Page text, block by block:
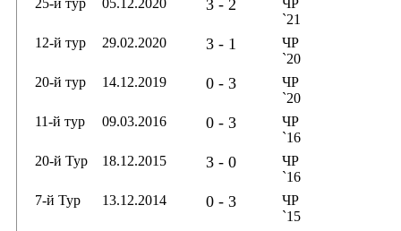
25-й тур
05.12.2020 3 - 2
ЧР
`21
12-й тур
29.02.2020 3 - 1
ЧР
`20
20-й тур
14.12.2019 0 - 3
ЧР
`20
11-й тур
09.03.2016 0 - 3
ЧР
`16
20-й Тур
18.12.2015 3 - 0
ЧР
`16
7-й Тур
13.12.2014 0 - 3
ЧР
`15